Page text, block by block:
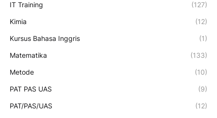
IT Training (127)
Kimia (12)
Kursus Bahasa Inggris (1)
Matematika (133)
Metode (10)
PAT PAS UAS (9)
PAT/PAS/UAS (12)